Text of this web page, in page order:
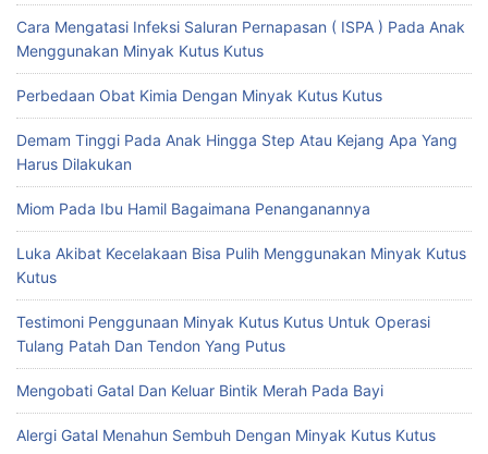
Cara Mengatasi Infeksi Saluran Pernapasan ( ISPA ) Pada Anak
Menggunakan Minyak Kutus Kutus
Perbedaan Obat Kimia Dengan Minyak Kutus Kutus
Demam Tinggi Pada Anak Hingga Step Atau Kejang Apa Yang
Harus Dilakukan
Miom Pada Ibu Hamil Bagaimana Penanganannya
Luka Akibat Kecelakaan Bisa Pulih Menggunakan Minyak Kutus
Kutus
Testimoni Penggunaan Minyak Kutus Kutus Untuk Operasi
Tulang Patah Dan Tendon Yang Putus
Mengobati Gatal Dan Keluar Bintik Merah Pada Bayi
Alergi Gatal Menahun Sembuh Dengan Minyak Kutus Kutus